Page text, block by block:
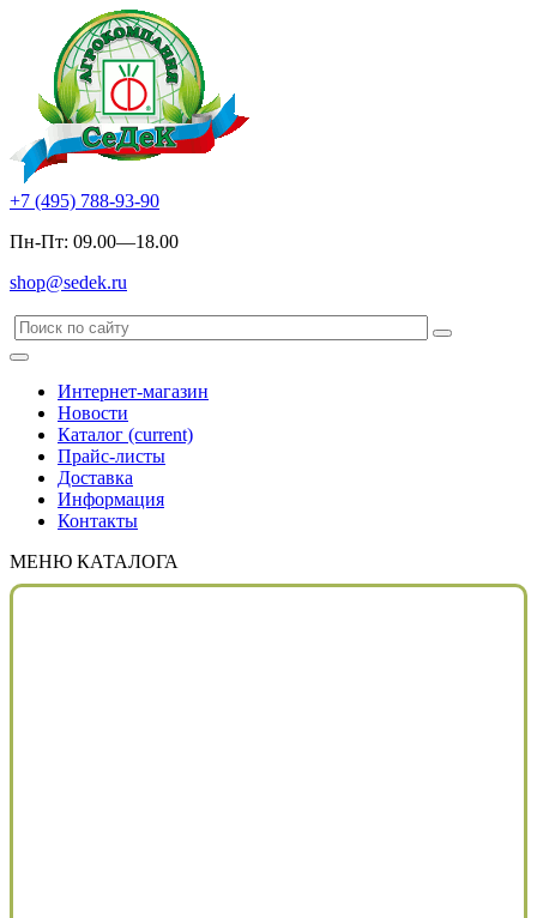
+7 (495) 788-93-90
Пн-Пт: 09.00—18.00
shop@sedek.ru
Интернет-магазин
Новости
Каталог (current)
Прайс-листы
Доставка
Информация
Контакты
МЕНЮ КАТАЛОГА